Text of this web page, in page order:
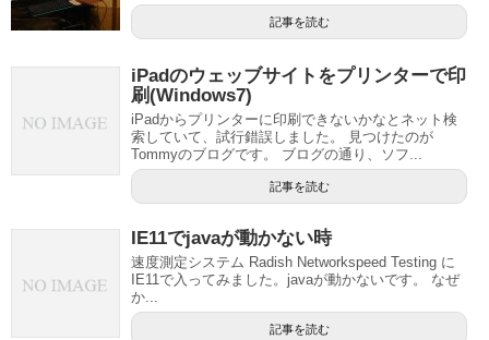
記事を読む
iPadのウェッブサイトをプリンターで印
刷(Windows7)
iPadからプリンターに印刷できないかなとネット検
索していて、試行錯誤しました。 見つけたのが
Tommyのブログです。 ブログの通り、ソフ...
記事を読む
IE11でjavaが動かない時
速度測定システム Radish Networkspeed Testing に
IE11で入ってみました。javaが動かないです。 なぜ
か...
記事を読む